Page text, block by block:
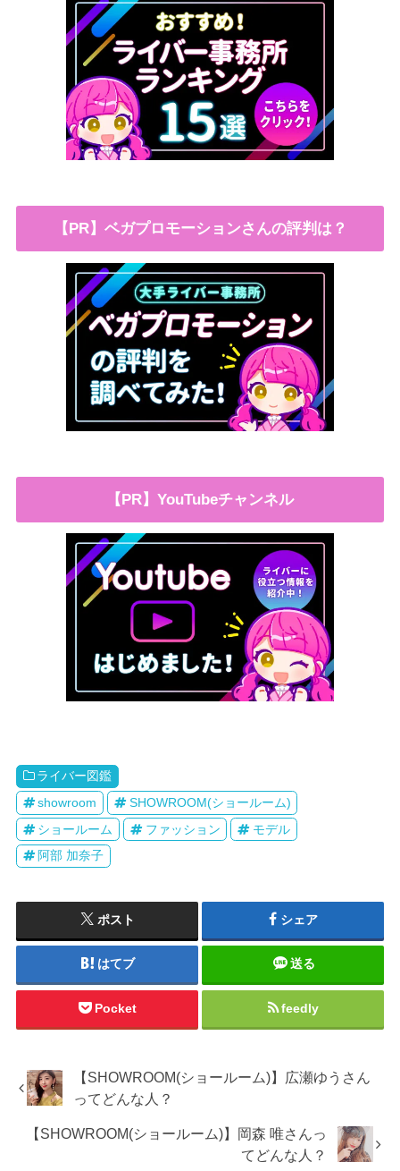
【PR】ベガプロモーションさんの評判は？
【PR】YouTubeチャンネル
ライバー図鑑
showroom
SHOWROOM(ショールーム)
ショールーム
ファッション
モデル
阿部 加奈子
ポスト シェア
はてブ 送る
Pocket feedly
【SHOWROOM(ショールーム)】広瀬ゆうさん
ってどんな人？
【SHOWROOM(ショールーム)】岡森 唯さんっ
てどんな人？